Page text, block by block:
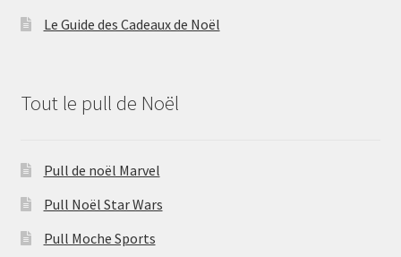
Le Guide des Cadeaux de Noël
Tout le pull de Noël
Pull de noël Marvel
Pull Noël Star Wars
Pull Moche Sports